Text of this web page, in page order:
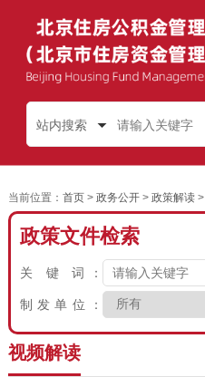
站内搜索
当前位置： 首页> 政务公开> 政策解读>
政策文件检索
关 键 词：
制发单位：
视频解读